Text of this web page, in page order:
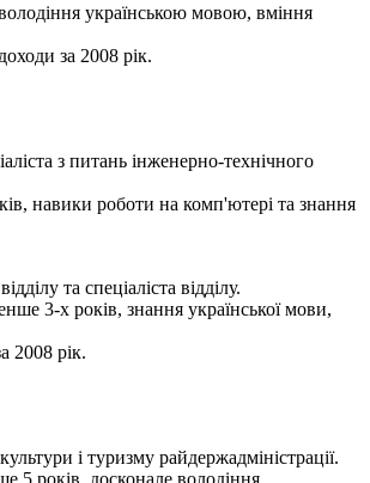
українською мовою, вміння
за 2008 рік.
з питань інженерно-технічного
навики роботи на комп'ютері та знання
та спеціаліста відділу.
3-х років, знання української мови,
2008 рік.
і туризму райдержадміністрації.
5 років, досконале володіння